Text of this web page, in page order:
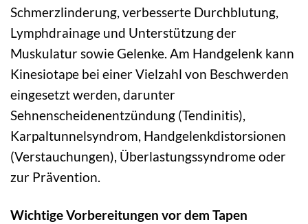
Schmerzlinderung, verbesserte Durchblutung,
Lymphdrainage und Unterstützung der
Muskulatur sowie Gelenke. Am Handgelenk kann
Kinesiotape bei einer Vielzahl von Beschwerden
eingesetzt werden, darunter
Sehnenscheidenentzündung (Tendinitis),
Karpaltunnelsyndrom, Handgelenkdistorsionen
(Verstauchungen), Überlastungssyndrome oder
zur Prävention.
Wichtige Vorbereitungen vor dem Tapen